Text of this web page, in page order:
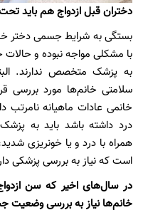
دختران قبل ازدواج هم باید
بستگی به شرایط جسمی دختر
با مشکلی مواجه نبوده و حالات
به پزشک متخصص ندارند.
سلامتی خانم‌ها مورد بررسی
خانمی عادات ماهیانه
درد داشته باشد باید به
همراه با درد و یا خونریزی
است که نیاز به بررسی پزشکی
در سال‌های اخیر که سن
خانم‌ها نیاز به بررسی